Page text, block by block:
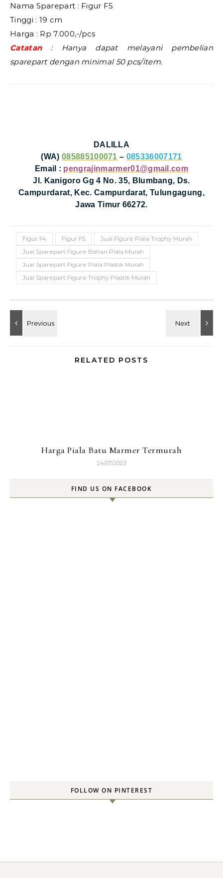
Nama Sparepart : Figur F5
Tinggi : 19 cm
Harga : Rp 7.000,-/pcs
Catatan: Hanya dapat melayani pembelian
sparepart dengan minimal 50 pcs/item.
DALILLA
(WA) 085885100071 – 085336007171
Email : pengrajinmarmer01@gmail.com
Jl. Kanigoro Gg 4 No. 35, Blumbang, Ds.
Campurdarat, Kec. Campurdarat, Tulungagung,
Jawa Timur 66272.
Figur F4 Figur F5
Jual Figure Piala Trophy Murah
Jual Sparepart Figure Bahan Piala Murah
Jual Sparepart Figure Piala Plastik Murah
Jual Sparepart Figure Trophy Plastik Murah
RELATED POSTS
Harga Piala Batu Marmer Termurah
24/07/2023
FIND US ON FACEBOOK
FOLLOW ON PINTEREST